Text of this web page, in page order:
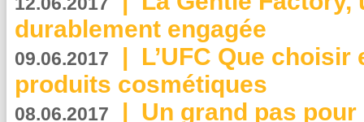
durablement engagée
09.06.2017 | L’UFC Que
produits cosmétiques
08.06.2017 | Un grand pas